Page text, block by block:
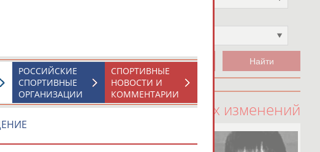
100 последних изменений
СПОРТИВНЫЕ
НОВОСТИ И
КОММЕНТАРИИ
РОССИЙСКИЕ
СПОРТИВНЫЕ
ОРГАНИЗАЦИИ